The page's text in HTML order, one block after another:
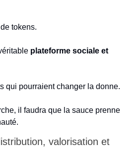
tokens.
plateforme sociale et
qui pourraient changer la donne.
il faudra que la sauce prenne
valorisation et